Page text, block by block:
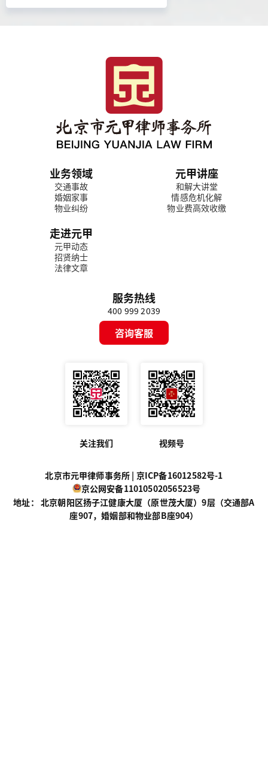
业务领域
交通事故
婚姻家事
物业纠纷
元甲讲座
和解大讲堂
情感危机化解
物业费高效收缴
走进元甲
元甲动态
招贤纳士
法律文章
服务热线
400 999 2039
咨询客服
关注我们 视频号
北京市元甲律师事务所 | 京ICP备16012582号-1
京公网安备11010502056523号
地址： 北京朝阳区扬子江健康大厦（原世茂大厦）9层（交通部A
座907，婚姻部和物业部B座904）